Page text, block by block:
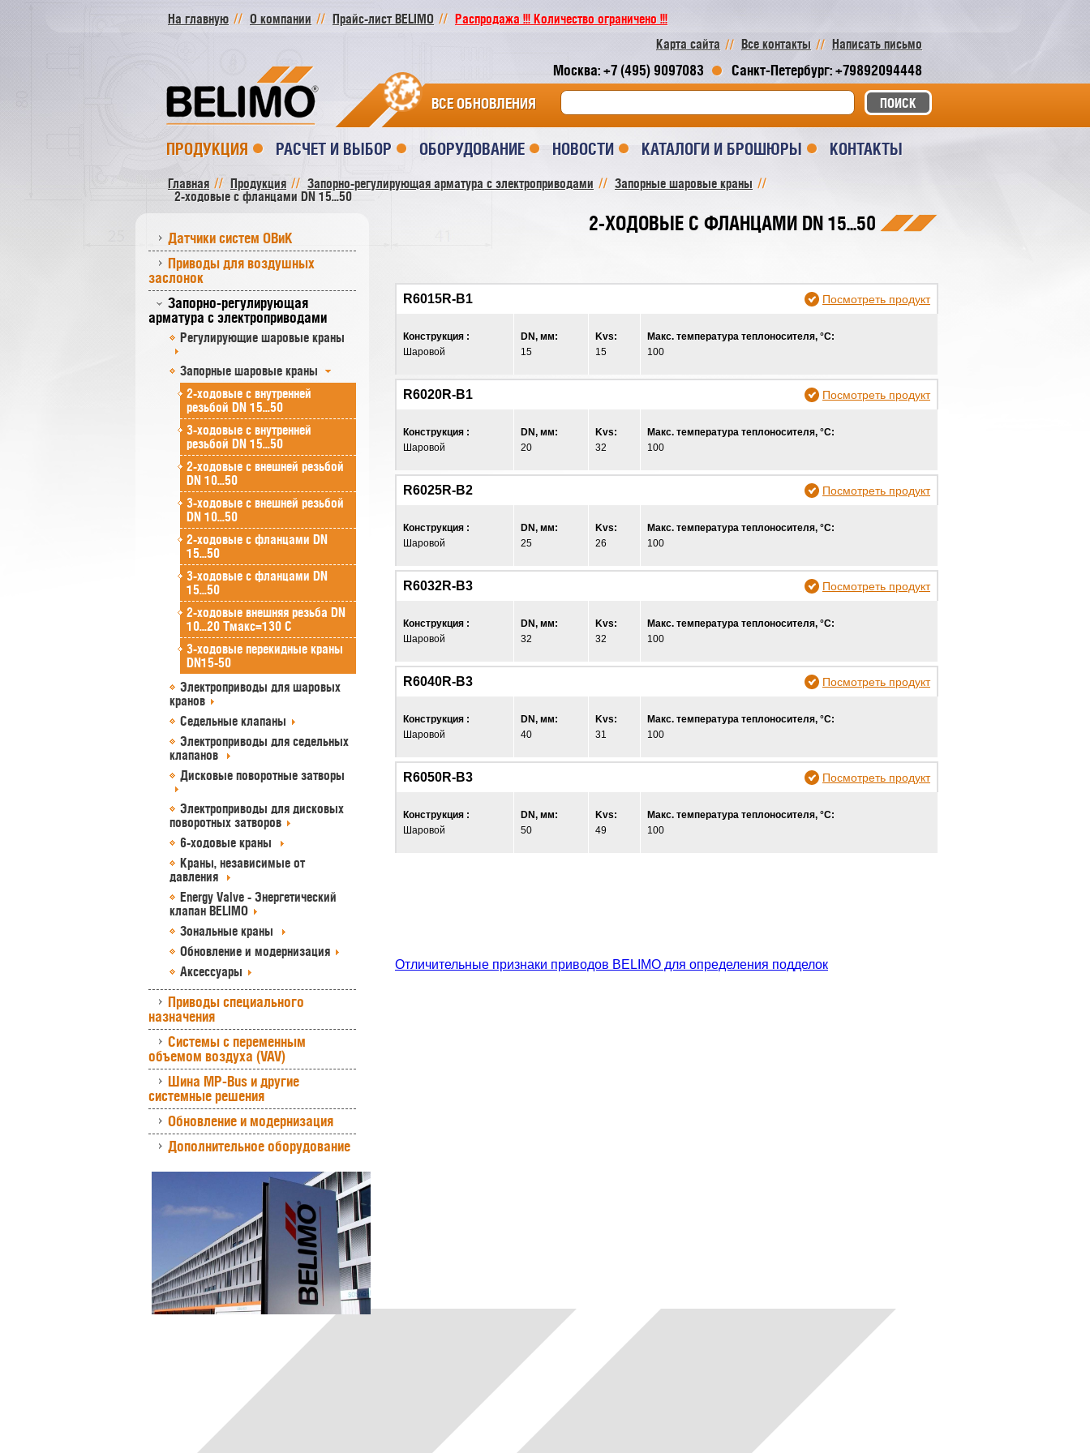
На главную О компании Прайс-лист BELIMO
Распродажа !!! Количество ограничено !!!
Карта сайта
Все контакты Написать письмо
Москва: +7 (495) 9097083
Санкт-Петербург: +79892094448
ВСЕ ОБНОВЛЕНИЯ
ПРОДУКЦИЯ РАСЧЕТ И ВЫБОР ОБОРУДОВАНИЕ НОВОСТИ КАТАЛОГИ И БРОШЮРЫ КОНТАКТЫ
Главная Продукция Запорно-регулирующая арматура с электроприводами
Запорные шаровые краны
2-ходовые с фланцами DN 15...50
Датчики систем ОВиК
Приводы для воздушных
заслонок
Запорно-регулирующая
арматура с электроприводами
Регулирующие шаровые краны
Запорные шаровые краны
2-ходовые с внутренней
резьбой DN 15...50
3-ходовые с внутренней
резьбой DN 15...50
2-ходовые с внешней резьбой
DN 10...50
3-ходовые с внешней резьбой
DN 10...50
2-ходовые с фланцами DN
15...50
3-ходовые с фланцами DN
15...50
2-ходовые внешняя резьба DN
10...20 Tмакс=130 C
3-ходовые перекидные краны
DN15-50
Электроприводы для шаровых
кранов
Седельные клапаны
Электроприводы для седельных
клапанов
Дисковые поворотные затворы
Электроприводы для дисковых
поворотных затворов
6-ходовые краны
Краны, независимые от
давления
Energy Valve - Энергетический
клапан BELIMO
Зональные краны
Обновление и модернизация
Аксессуары
Приводы специального
назначения
Системы с переменным
объемом воздуха (VAV)
Шина MP-Bus и другие
системные решения
Обновление и модернизация
Дополнительное оборудование
2-ХОДОВЫЕ С ФЛАНЦАМИ DN 15...50
R6015R-B1 Посмотреть продукт
Конструкция :
Шаровой
DN, мм:
15
Kvs:
15
Макс. температура теплоносителя, °С:
100
R6020R-B1 Посмотреть продукт
Конструкция :
Шаровой
DN, мм:
20
Kvs:
32
Макс. температура теплоносителя, °С:
100
R6025R-B2 Посмотреть продукт
Конструкция :
Шаровой
DN, мм:
25
Kvs:
26
Макс. температура теплоносителя, °С:
100
R6032R-B3 Посмотреть продукт
Конструкция :
Шаровой
DN, мм:
32
Kvs:
32
Макс. температура теплоносителя, °С:
100
R6040R-B3 Посмотреть продукт
Конструкция :
Шаровой
DN, мм:
40
Kvs:
31
Макс. температура теплоносителя, °С:
100
R6050R-B3 Посмотреть продукт
Конструкция :
Шаровой
DN, мм:
50
Kvs:
49
Макс. температура теплоносителя, °С:
100
Отличительные признаки приводов BELIMO для определения подделок